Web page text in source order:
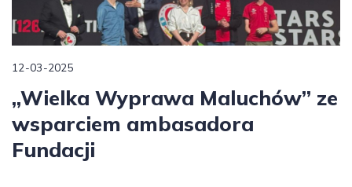
12-03-2025
„Wielka Wyprawa Maluchów” ze
wsparciem ambasadora
Fundacji